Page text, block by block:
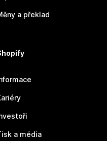
a překlad
a média